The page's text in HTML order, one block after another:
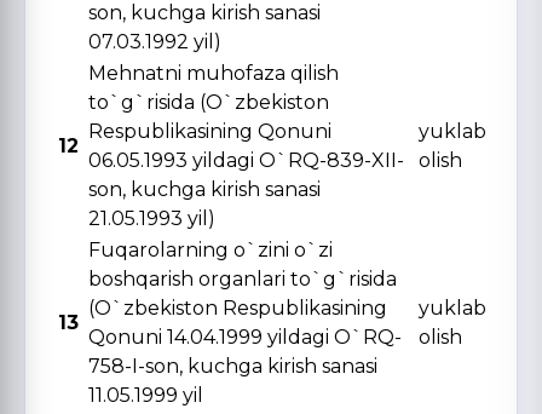
son, kuchga kirish sanasi
07.03.1992 yil)
12
Mehnatni muhofaza qilish
to`g`risida (O`zbekiston
Respublikasining Qonuni
06.05.1993 yildagi O`RQ-839-XII-
son, kuchga kirish sanasi
21.05.1993 yil)
yuklab
olish
13
Fuqarolarning o`zini o`zi
boshqarish organlari to`g`risida
(O`zbekiston Respublikasining
Qonuni 14.04.1999 yildagi O`RQ-
758-I-son, kuchga kirish sanasi
11.05.1999 yil
yuklab
olish